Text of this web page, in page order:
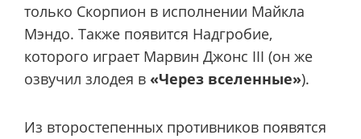
только Скорпион в исполнении Майкла
Мэндо. Также появится Надгробие,
которого играет Марвин Джонс III (он же
озвучил злодея в «Через вселенные»).
Из второстепенных противников появятся